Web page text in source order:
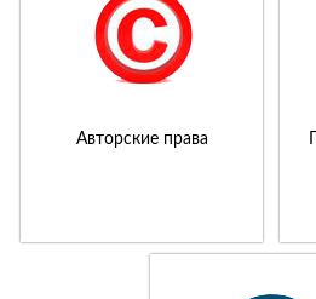
Авторские права